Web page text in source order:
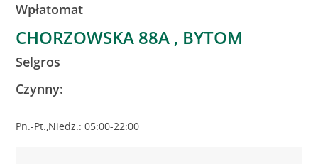
Wpłatomat
CHORZOWSKA 88A , BYTOM
Selgros
Czynny:
Pn.-Pt.,Niedz.: 05:00-22:00